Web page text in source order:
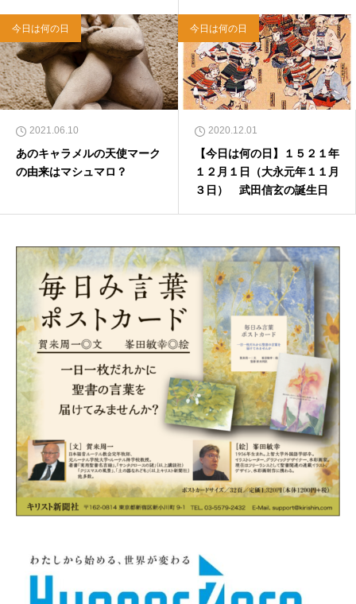
今日は何の日
2021.06.10
あのキャラメルの天使マーク
の由来はマシュマロ？
今日は何の日
2020.12.01
【今日は何の日】１５２１年
１２月１日（大永元年１１月
３日） 武田信玄の誕生日